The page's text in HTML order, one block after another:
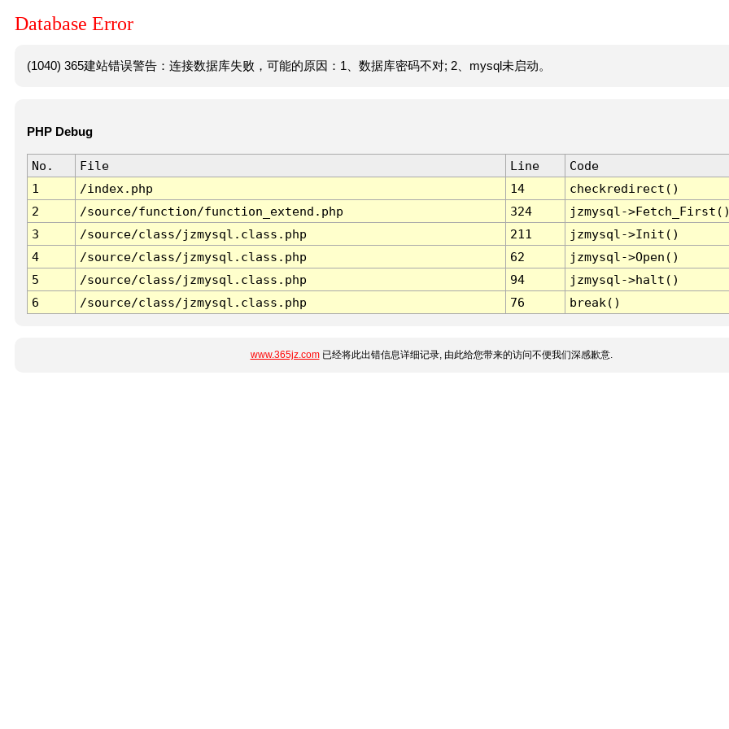
Database Error
(1040) 365建站错误警告：连接数据库失败，可能的原因：1、数据库密码不对; 2、mysql未启动。
PHP Debug
No. File Line
Code
1
/index.php 14
checkredirect()
2
/source/function/function_extend.php 324
jzmysql-
3
/source/class/jzmysql.class.php 211
jzmysql->Init()
4
/source/class/jzmysql.class.php 62
jzmysql->Open()
5
/source/class/jzmysql.class.php 94
jzmysql->halt()
6
/source/class/jzmysql.class.php 76 break()
www.365jz.com已经将此出错信息详细记录, 由此给您带来的访问不便我们深感歉意.